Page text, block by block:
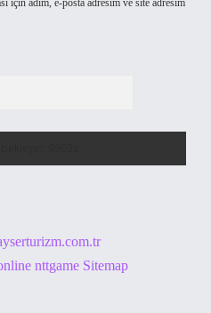
için adım, e-posta adresim ve site adresim
nttgame Sitemap